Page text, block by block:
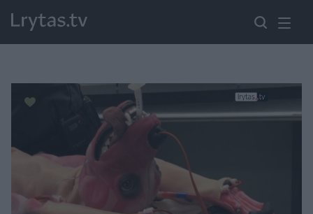
Paremkite Ukrainą